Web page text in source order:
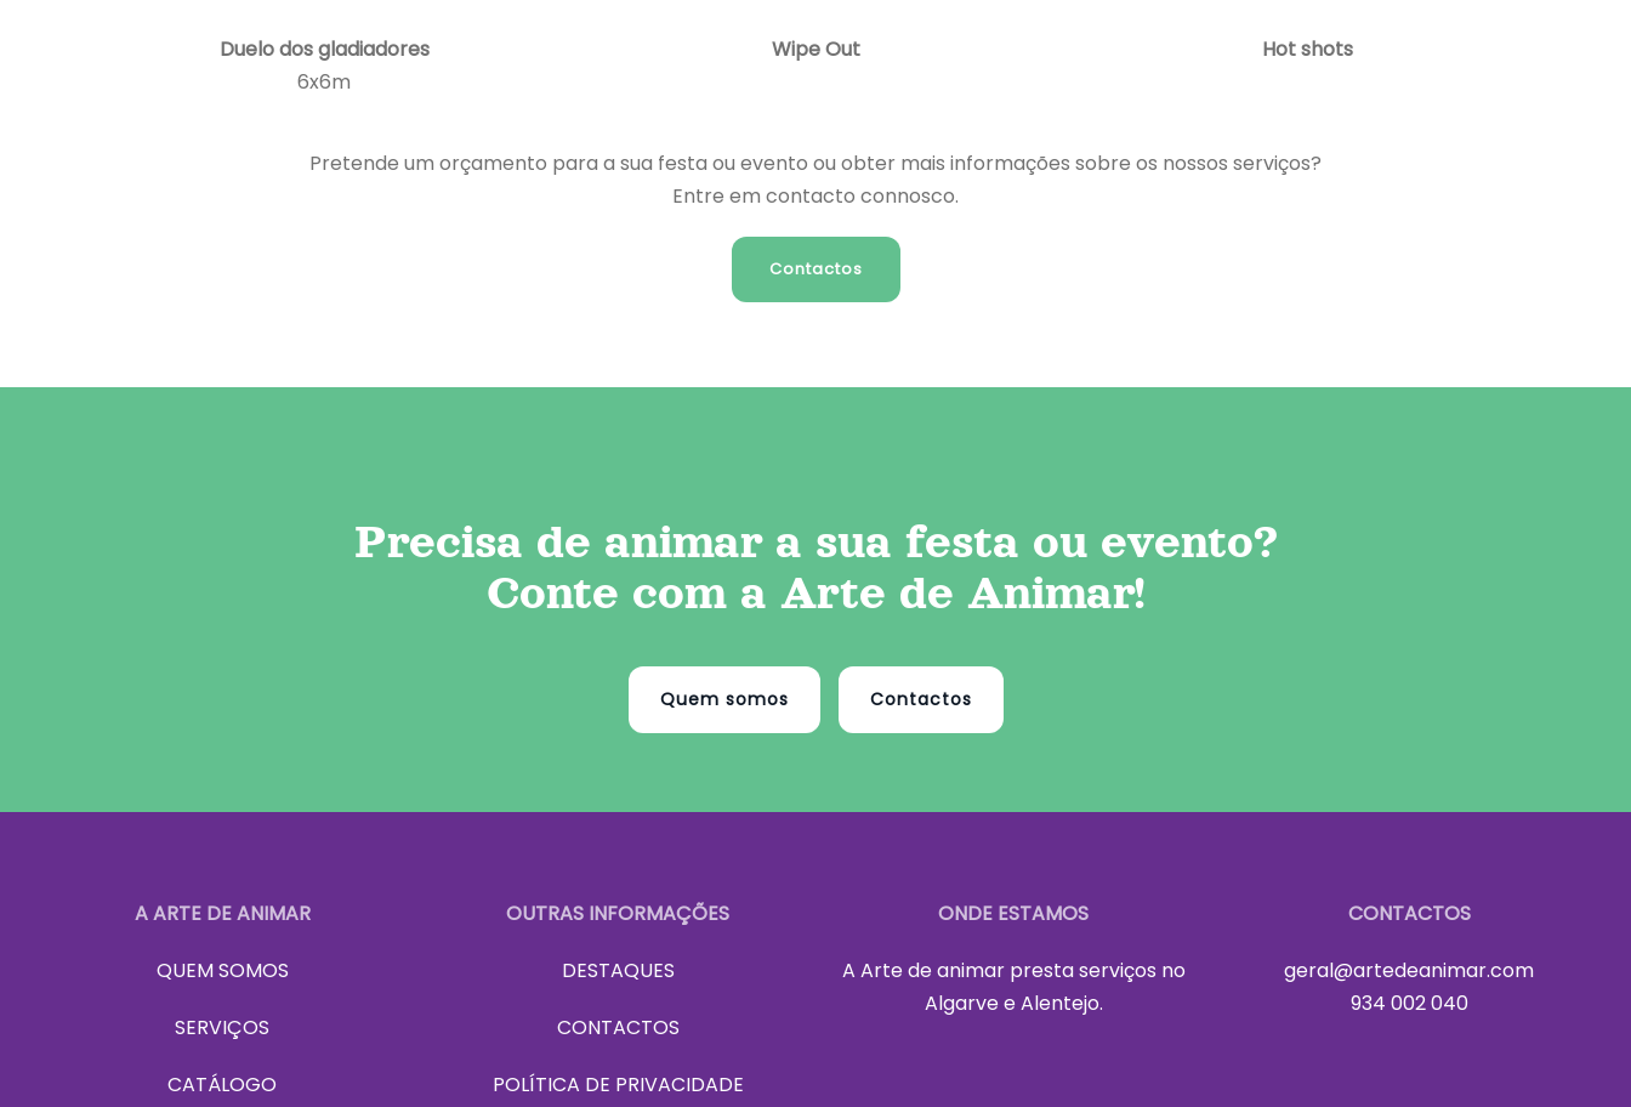
Duelo dos gladiadores
6x6m
Wipe Out Hot shots
Pretende um orçamento para a sua festa ou evento ou obter mais informações sobre os nossos serviços?
Entre em contacto connosco.
Contactos
Precisa de animar a sua festa ou evento?
Conte com a Arte de Animar!
Quem somos Contactos
A ARTE DE ANIMAR
QUEM SOMOS
SERVIÇOS
CATÁLOGO
OUTRAS INFORMAÇÕES
DESTAQUES
CONTACTOS
POLÍTICA DE PRIVACIDADE
ONDE ESTAMOS
A Arte de animar presta serviços no
Algarve e Alentejo.
CONTACTOS
geral@artedeanimar.com
934 002 040